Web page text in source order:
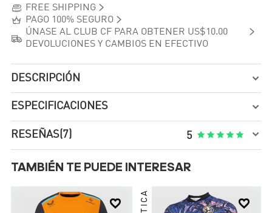
 FREE SHIPPING

PAGO 100% SEGURO

ÚNASE AL CLUB CF PARA OBTENER US$10.00
DEVOLUCIONES Y CAMBIOS EN EFECTIVO

DESCRIPCIÓN 
ESPECIFICACIONES 
RESEÑAS(7) 5      
TAMBIÉN TE PUEDE INTERESAR
 